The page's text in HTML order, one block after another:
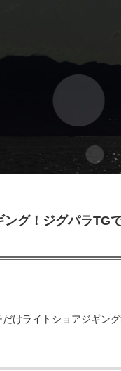
グ！ジグパラTG
けライトショアジギング